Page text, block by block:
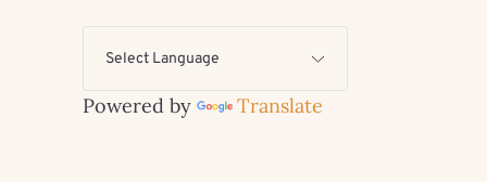
Powered by Translate